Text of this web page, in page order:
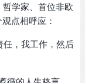
学家、首位非欧
点相呼应：
任，我工作，然后